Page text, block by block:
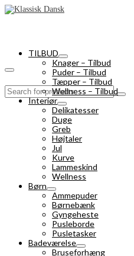
Search
for:
TILBUD
Knager – Tilbud
Puder – Tilbud
Tæpper – Tilbud
Wellness – Tilbud
Interiør
Delikatesser
Duge
Greb
Højtaler
Jul
Kurve
Lammeskind
Wellness
Børn
Ammepuder
Børnebænk
Gyngeheste
Pusleborde
Pusletasker
Badeværelse
Bruseforhæng